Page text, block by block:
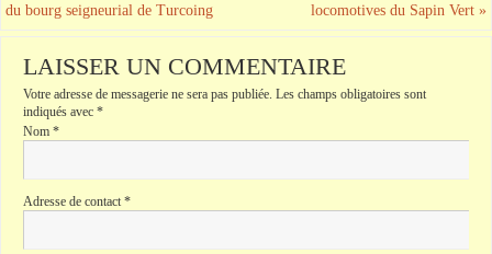
du bourg seigneurial de Turcoing
locomotives du Sapin Vert »
LAISSER UN COMMENTAIRE
Votre adresse de messagerie ne sera pas publiée. Les champs obligatoires sont
indiqués avec *
Nom *
Adresse de contact *